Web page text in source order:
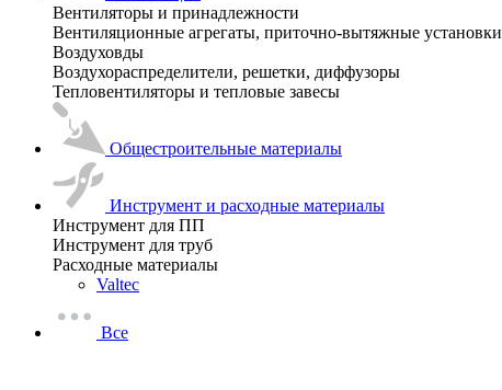
Вентиляторы и принадлежности
Вентиляционные агрегаты, приточно-вытяжные установки
Воздуховды
Воздухораспределители, решетки, диффузоры
Тепловентиляторы и тепловые завесы
Общестроительные материалы
Инструмент и расходные материалы
Инструмент для ПП
Инструмент для труб
Расходные материалы
Valtec
Все